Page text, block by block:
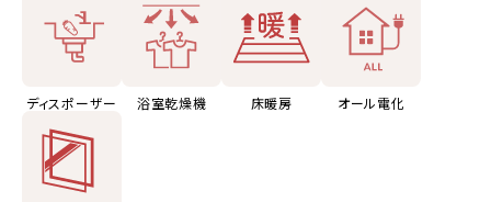
ディスポーザー 浴室乾燥機 床暖房 オール電化